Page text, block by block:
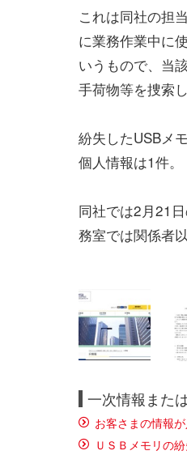
これは同社の担
に業務作業中に
いうもので、当
手荷物等を捜索
紛失したUSBメ
個人情報は1件。
同社では2月21
務室では関係者
一次情報また
お客さまの情報
ＵＳＢメモリの